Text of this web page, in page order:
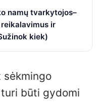
namų tvarkytojos–
ir
kiek)
sėkmingo
būti gydomi